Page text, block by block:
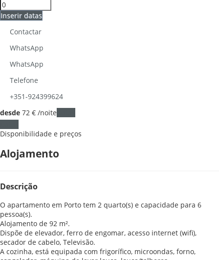
Inserir datas
Contactar
WhatsApp
WhatsApp
Telefone
+351-924399624
desde 72 € /noite
Disponibilidade e preços
Alojamento
Descrição
O apartamento em Porto tem 2 quarto(s) e capacidade para 6
pessoa(s).
Alojamento de 92 m².
Dispõe de elevador, ferro de engomar, acesso internet (wifi),
secador de cabelo, Televisão.
A cozinha, está equipada com frigorífico, microondas, forno,